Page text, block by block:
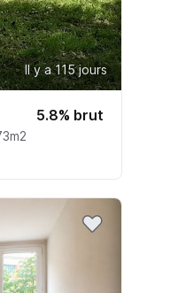
Il y a 115 jours
5.8% brut